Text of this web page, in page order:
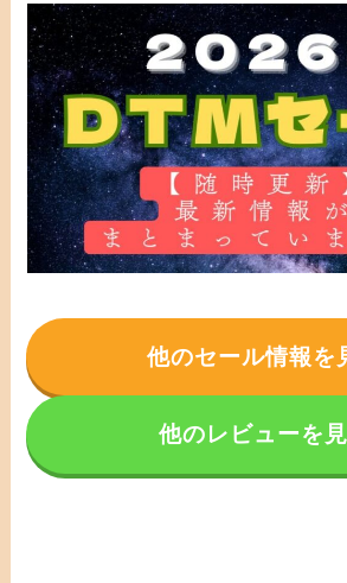
他のセール情報を
他のレビューを